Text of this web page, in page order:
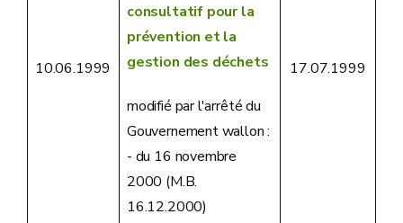
10.06.1999
consultatif pour la
prévention et la
gestion des déchets
modifié par l'arrêté du
Gouvernement wallon :
- du 16 novembre
2000 (M.B.
16.12.2000)
17.07.1999